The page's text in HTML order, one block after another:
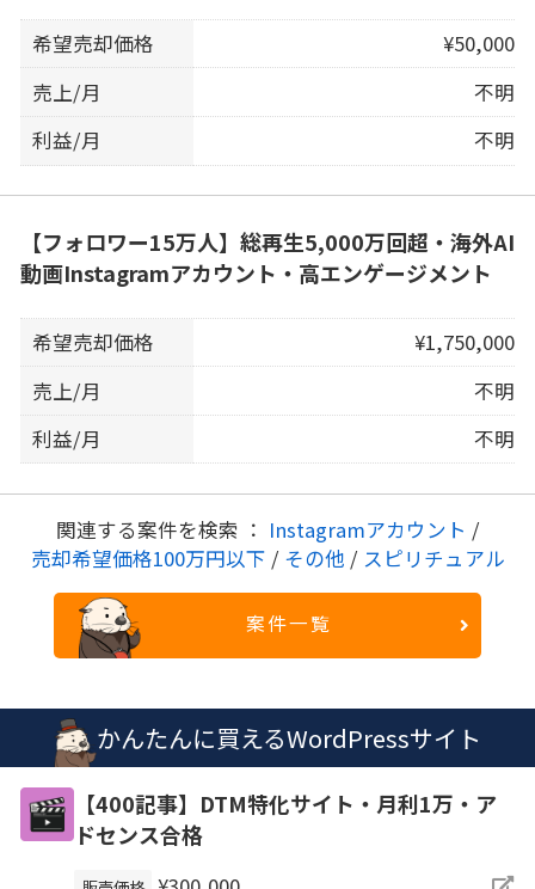
希望売却価格
¥50,000
売上/月
不明
利益/月
不明
【フォロワー15万人】総再生5,000万回超・海外AI
動画Instagramアカウント・高エンゲージメント
希望売却価格
¥1,750,000
売上/月
不明
利益/月
不明
関連する案件を検索 ： Instagramアカウント /
売却希望価格100万円以下 / その他 / スピリチュアル
案件一覧
かんたんに買えるWordPressサイト
【400記事】DTM特化サイト・月利1万・ア
ドセンス合格